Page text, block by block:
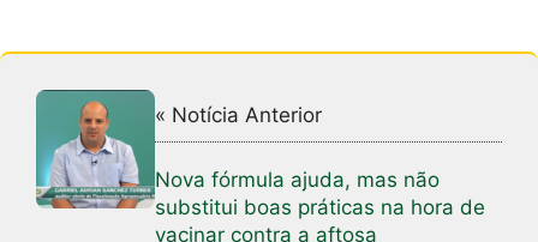
k
« Notícia Anterior
Nova fórmula ajuda, mas não
substitui boas práticas na hora de
vacinar contra a aftosa